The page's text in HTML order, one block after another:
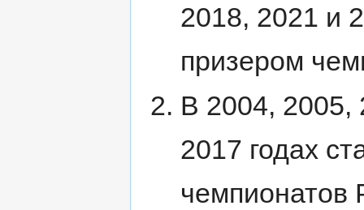
2018, 2021 и
призером
В 2004, 2005,
2017 годах
чемпионатов